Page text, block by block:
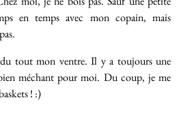
en temps avec mon copain, mais
tout mon ventre. Il y a toujours une
méchant pour moi. Du coup, je me
! :)